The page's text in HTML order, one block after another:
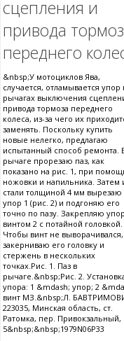
сцепления и
привода
переднего
&nbsp;У мотоциклов Ява,
случается, отламывается упор
рычагах выключения
привода тормоза переднего
колеса, из-за чего их
заменять. Поскольку купить
новые нелегко, предлагаю
испытанный способ ремонта.
рычаге прорезаю паз, как
показано на рис. 1, при
ножовки и напильника. Затем
стали толщиной 4 мм вырезаю
упор 1 (рис. 2) и подгоняю его
точно по пазу. Закрепляю упор
винтом 2 с потайной головкой.
Чтобы винт не выворачивался,
закерниваю его головку и
стержень в нескольких
точках.Рис. 1. Паз в
рычаге.&nbsp;Рис. 2.
упора: 1 &mdash; упор; 2
винт МЗ.&nbsp;Л.
223035, Минская область, ст.
Ратомка, пер. Привокзальный,
5&nbsp;&nbsp;1979N06P33